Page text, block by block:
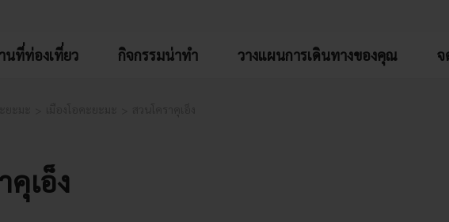
นที่ท่องเที่ยว กิจกรรมน่าทำ วางแผนการเดินทางของคุณ จ
คุเอ็ง